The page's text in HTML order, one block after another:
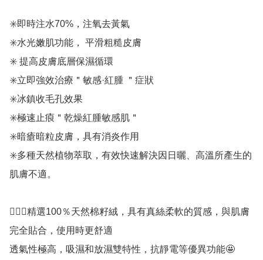
✳️即時注水70%，注氧去黃氣
✳️水光嫩肌功能， 平滑粗糙皮膚
✳️ 提高皮膚底層保濕循環
✳️立即強效治療＂敏感·紅腫 ＂症狀
✳️冰鎮收毛孔效果
✳️極速止㾗＂乾燥紅腫敏感肌＂
✳️暗瘡暗粒皮膚，具有消炎作用
✳️多種天然植物萃取，有效快速解決因日曬、高溫所產生的
肌膚不適。
🙋🏻‍♀️精選100％天然棉籽絨，具有真絲柔軟的質感，與肌膚
完全貼合，使用時更舒適
透氣性極高，吸濕和放濕雙特性，抗靜電等優異功能🤩